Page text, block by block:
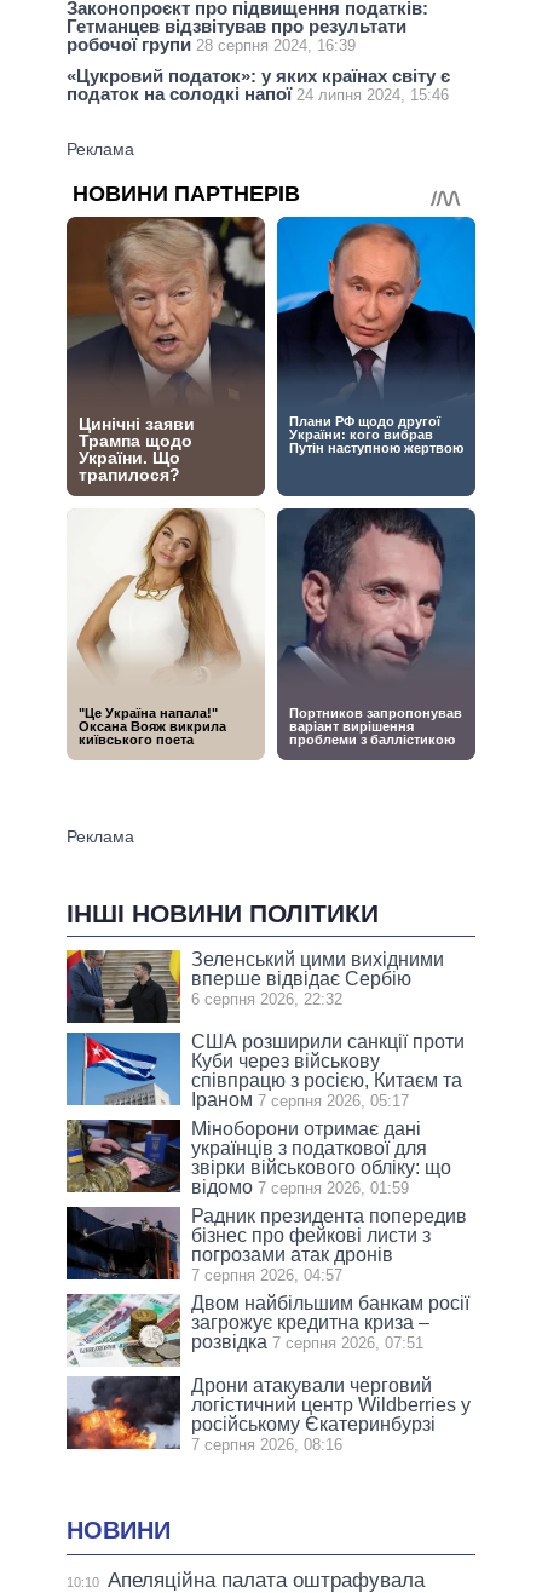
Законопроєкт про підвищення податків:
Гетманцев відзвітував про результати
робочої групи 28 серпня 2024, 16:39
«Цукровий податок»: у яких країнах світу є
податок на солодкі напої 24 липня 2024, 15:46
ІНШІ НОВИНИ ПОЛІТИКИ
Зеленський цими вихідними
вперше відвідає Сербію
6 серпня 2026, 22:32
США розширили санкції проти
Куби через військову
співпрацю з росією, Китаєм та
Іраном 7 серпня 2026, 05:17
Міноборони отримає дані
українців з податкової для
звірки військового обліку: що
відомо 7 серпня 2026, 01:59
Радник президента попередив
бізнес про фейкові листи з
погрозами атак дронів
7 серпня 2026, 04:57
Двом найбільшим банкам росії
загрожує кредитна криза –
розвідка 7 серпня 2026, 07:51
Дрони атакували черговий
логістичний центр Wildberries у
російському Єкатеринбурзі
7 серпня 2026, 08:16
НОВИНИ
10:10 Апеляційна палата оштрафувала